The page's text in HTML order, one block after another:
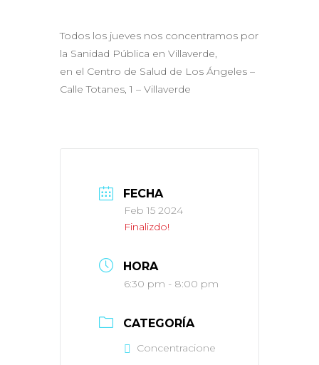
Todos los jueves nos concentramos por
la Sanidad Pública en Villaverde,
en el Centro de Salud de Los Ángeles –
Calle Totanes, 1 – Villaverde
FECHA
Feb 15 2024
Finalizdo!
HORA
6:30 pm - 8:00 pm
CATEGORÍA
Concentracione